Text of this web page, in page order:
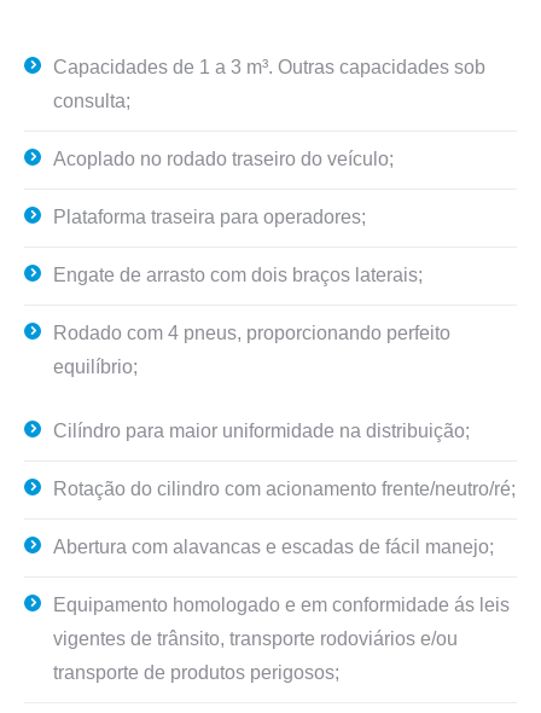
Capacidades de 1 a 3 m³. Outras capacidades sob
consulta;
Acoplado no rodado traseiro do veículo;
Plataforma traseira para operadores;
Engate de arrasto com dois braços laterais;
Rodado com 4 pneus, proporcionando perfeito
equilíbrio;
Cilíndro para maior uniformidade na distribuição;
Rotação do cilindro com acionamento frente/neutro/ré;
Abertura com alavancas e escadas de fácil manejo;
Equipamento homologado e em conformidade ás leis
vigentes de trânsito, transporte rodoviários e/ou
transporte de produtos perigosos;